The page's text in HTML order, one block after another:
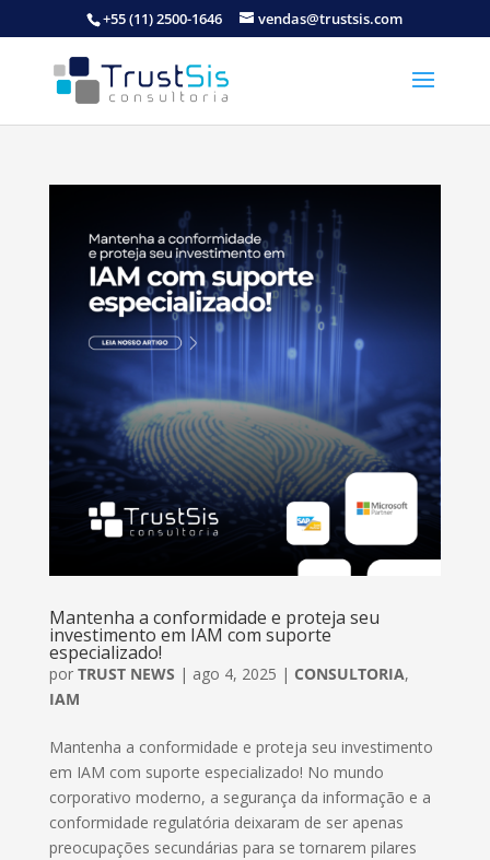
+55 (11) 2500-1646 vendas@trustsis.com
Mantenha a conformidade e proteja seu
investimento em IAM com suporte
especializado!
por TRUST NEWS | ago 4, 2025 | CONSULTORIA,
IAM
Mantenha a conformidade e proteja seu investimento
em IAM com suporte especializado! No mundo
corporativo moderno, a segurança da informação e a
conformidade regulatória deixaram de ser apenas
preocupações secundárias para se tornarem pilares